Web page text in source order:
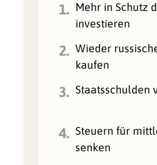
1. Mehr in Schutz
investieren
2. Wieder
kaufen
3. Staatsschulden
4. Steuern für
senken